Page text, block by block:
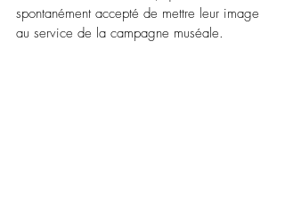
spontanément accepté de mettre leur image
au service de la campagne muséale.